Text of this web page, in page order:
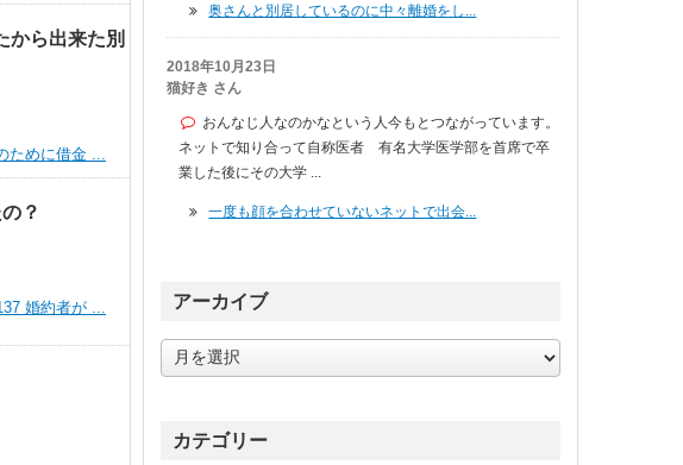
から出来た別
ために借金 ...
？
婚約者が ...
奥さんと別居しているのに中々離婚をし...
2018年10月23日
猫好き さん
おんなじ人なのかなという人今もとつながっています。
ネットで知り合って自称医者 有名大学医学部を首席で卒
業した後にその大学 ...
一度も顔を合わせていないネットで出会...
アーカイブ
ー
ブカテゴリー